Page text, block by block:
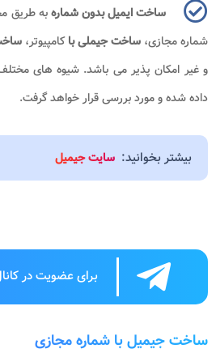
ساخت ایمیل بدون شمارهبه طریق
شماره مجازی، ساخت جیملی باکامپیوتر،
و غیر امکان پذیر می باشد. شیوه های
داده شده و مورد بررسی قرار خواهد گرفت.
بیشتر بخوانید: سایت جیمیل
برای عضویت در
ساخت جیمیل با شماره مجازی